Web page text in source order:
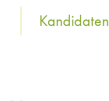
Kandidaten